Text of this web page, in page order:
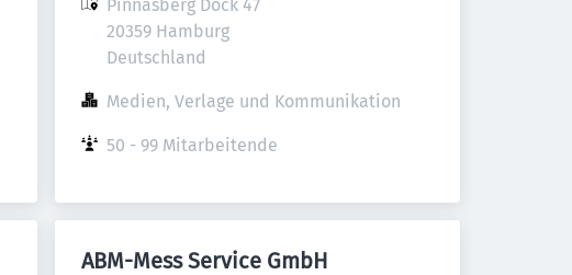
Pinnasberg Dock 47
20359 Hamburg
Deutschland
Medien, Verlage und Kommunikation
50 - 99 Mitarbeitende
ABM-Mess Service GmbH